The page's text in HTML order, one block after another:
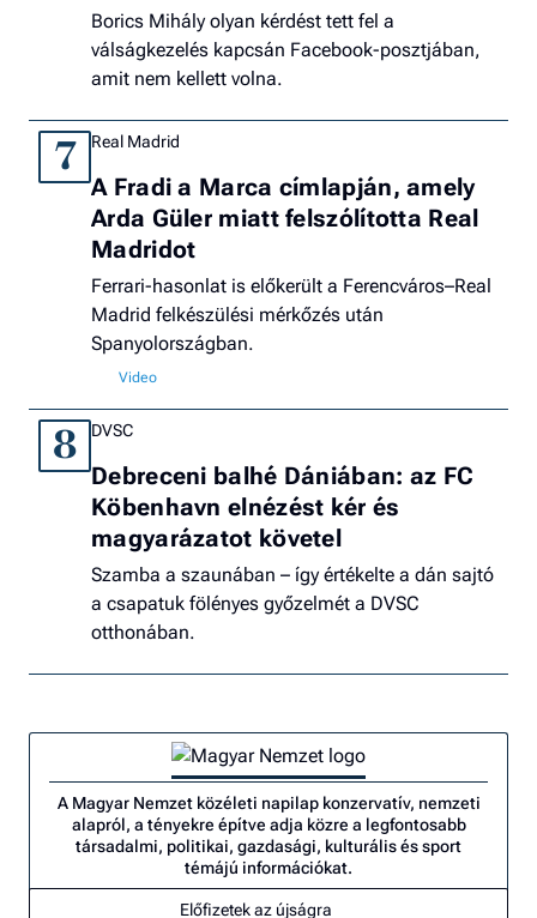
Borics Mihály olyan kérdést tett fel a
válságkezelés kapcsán Facebook-posztjában,
amit nem kellett volna.
7 Real Madrid
A Fradi a Marca címlapján, amely
Arda Güler miatt felszólította Real
Madridot
Ferrari-hasonlat is előkerült a Ferencváros–Real
Madrid felkészülési mérkőzés után
Spanyolországban.
8 DVSC
Debreceni balhé Dániában: az FC
Köbenhavn elnézést kér és
magyarázatot követel
Szamba a szaunában – így értékelte a dán sajtó
a csapatuk fölényes győzelmét a DVSC
otthonában.
A Magyar Nemzet közéleti napilap konzervatív, nemzeti
alapról, a tényekre építve adja közre a legfontosabb
társadalmi, politikai, gazdasági, kulturális és sport
témájú információkat.
Előfizetek az újságra